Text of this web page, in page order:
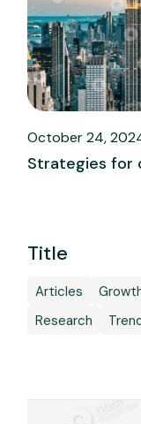
October 24,
Strategies for
Title
Articles
Research